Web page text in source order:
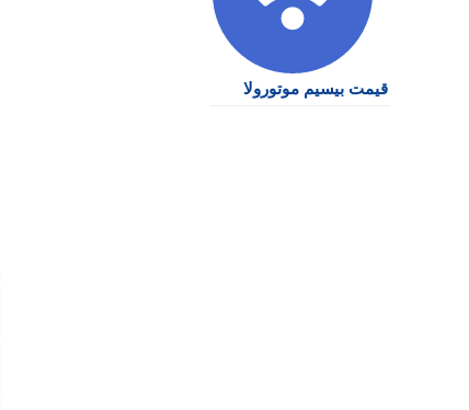
قیمت بیسیم موتورولا